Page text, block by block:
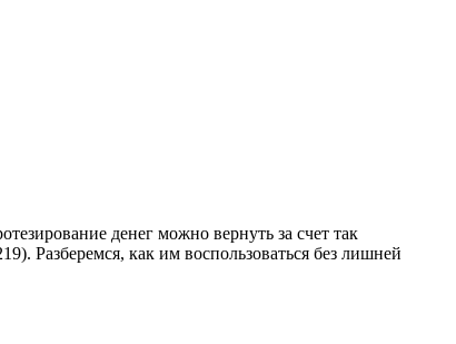
денег можно вернуть за счет так
Разберемся, как им воспользоваться без лишней